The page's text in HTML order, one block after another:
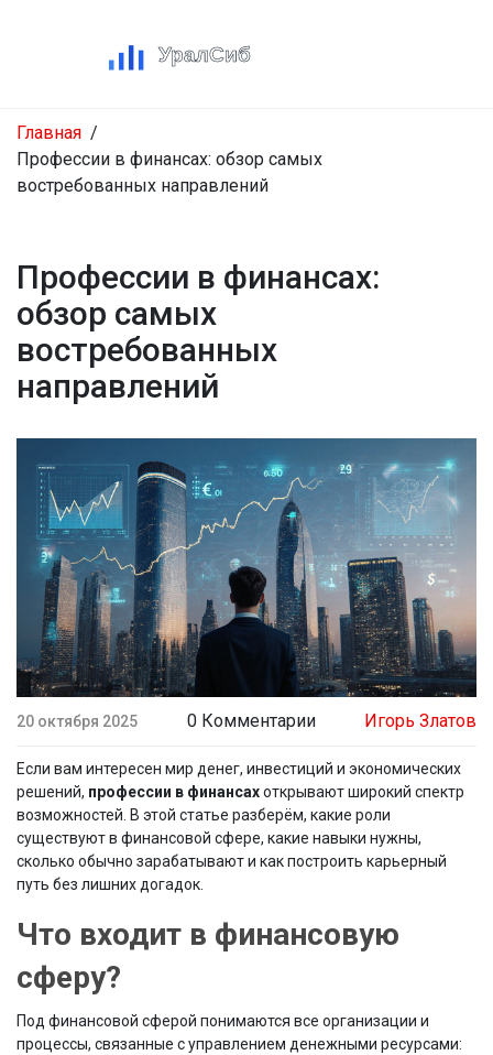
Главная
Профессии в финансах: обзор самых
востребованных направлений
Профессии в финансах:
обзор самых
востребованных
направлений
20 октября 2025 0 Комментарии Игорь Златов
Если вам интересен мир денег, инвестиций и экономических
решений, профессии в финансахоткрывают широкий спектр
возможностей. В этой статье разберём, какие роли
существуют в финансовой сфере, какие навыки нужны,
сколько обычно зарабатывают и как построить карьерный
путь без лишних догадок.
Что входит в финансовую
сферу?
Под финансовой сферой понимаются все организации и
процессы, связанные с управлением денежными ресурсами: